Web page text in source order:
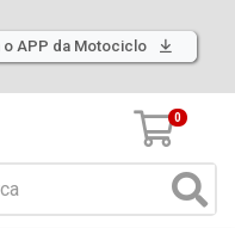
o APP da Motociclo
0